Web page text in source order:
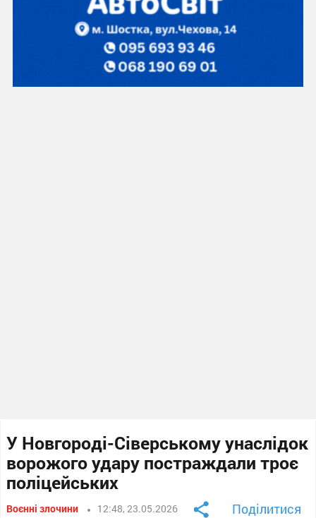
У Новгороді-Сіверському унаслідок
ворожого удару постраждали троє
поліцейських
Воєнні злочини 12:48, 23.05.2026 Поділитися